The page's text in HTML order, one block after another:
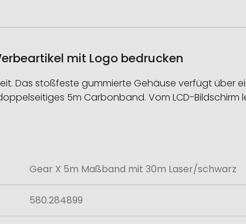
mit Logo bedrucken
Das stoßfeste gummierte Gehäuse verfügt über
5m Carbonband. Vom LCD-Bildschirm
Gear X 5m Maßband mit 30m Laser/schwarz
580.284899